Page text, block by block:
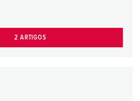
2 ARTIGOS